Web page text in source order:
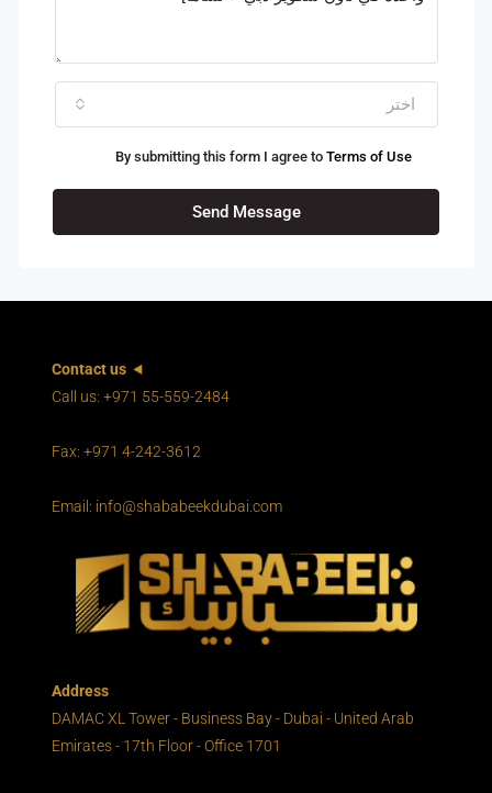
اختر
By submitting this form I agree to Terms of Use
Send Message
Contact us
Call us: +971 55-559-2484
Fax: +971 4-242-3612
Email: info@shababeekdubai.com
Address
DAMAC XL Tower - Business Bay - Dubai - United Arab
Emirates - 17th Floor - Office 1701